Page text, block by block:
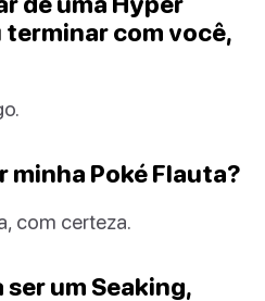
com você,
minha Poké Flauta?
com certeza.
ser um Seaking,